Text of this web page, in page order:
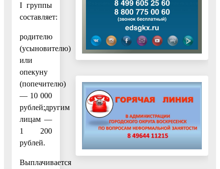
I группы
составляет:
родителю
(усыновителю)
или
опекуну
(попечителю)
— 10 000
рублей;другим
лицам —
1 200
рублей.
Выплачивается